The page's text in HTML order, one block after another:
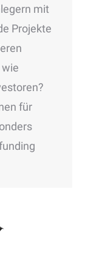
mit
Projekte
für